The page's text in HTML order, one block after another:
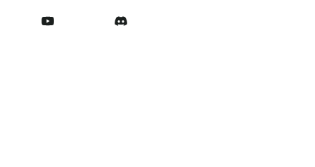
Terms of Service